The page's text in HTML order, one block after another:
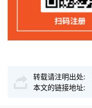
转载请注明出处:
本文的链接地址: